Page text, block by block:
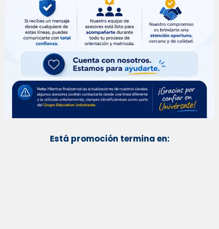
Está promoción termina en: